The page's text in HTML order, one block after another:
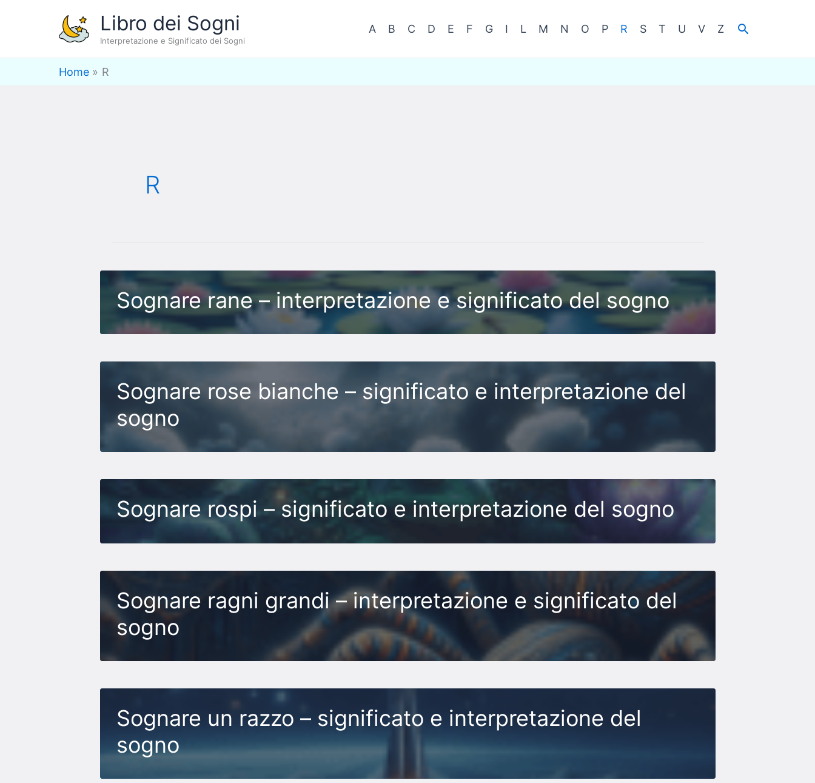
Libro dei Sogni
Interpretazione e Significato dei Sogni
A B C D E F G I L M N O P R S T U V Z Cerca
Home R
R
Sognare rane – interpretazione e significato del sogno
Sognare rose bianche – significato e interpretazione del
sogno
Sognare rospi – significato e interpretazione del sogno
Sognare ragni grandi – interpretazione e significato del
sogno
Sognare un razzo – significato e interpretazione del
sogno